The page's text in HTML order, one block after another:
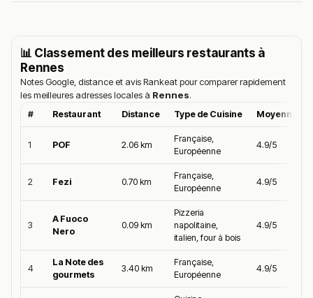
📊 Classement des meilleurs restaurants à
Rennes
Notes Google, distance et avis Rankeat pour comparer rapidement
les meilleures adresses locales à Rennes.
# Restaurant Distance Type de Cuisine Moyenne
1 POF 2.06 km
Française,
Européenne
4.9/5
2 Fezi 0.70 km
Française,
Européenne
4.9/5
3
A Fuoco
Nero
0.09 km
Pizzeria
napolitaine,
italien, four à bois
4.9/5
4
La Note des
gourmets
3.40 km
Française,
Européenne
4.9/5